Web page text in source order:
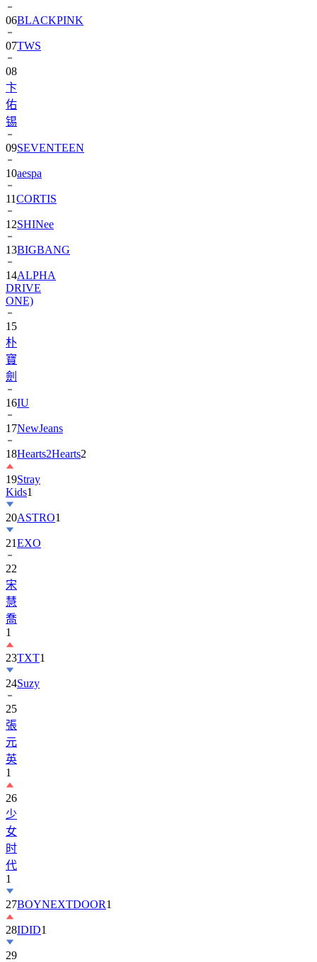
06BLACKPINK
07TWS
08
卞
佑
锡
09SEVENTEEN
10aespa
11CORTIS
12SHINee
13BIGBANG
14ALPHA
DRIVE
ONE)
15
朴
寶
劍
16IU
17NewJeans
18Hearts2Hearts2
19Stray
Kids1
20ASTRO1
21EXO
22
宋
慧
喬
1
23TXT1
24Suzy
25
張
元
英
1
26
少
女
时
代
1
27BOYNEXTDOOR1
28IDID1
29